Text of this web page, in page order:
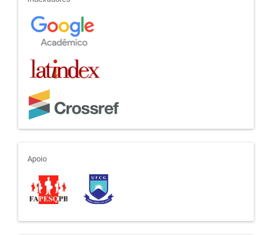
apoio
Apoio